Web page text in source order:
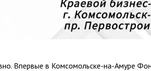
Впервые в Комсомольске-на-Амуре